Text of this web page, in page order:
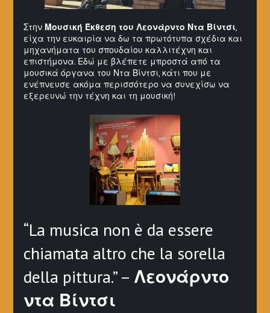
Στην Μουσική Έκθεση του Λεονάρντο Ντα Βίντσι,
είχα την ευκαιρία να δω τα πρωτότυπα σχέδια και
μηχανήματα του σπουδαίου καλλιτέχνη και
επιστήμονα. Εδώ με βλέπετε μπροστά από τα
μουσικά όργανα του Ντα Βίντσι, κάτι που με
ενέπνευσε ακόμα περισσότερο να συνεχίσω να
εξερευνώ την τέχνη και τη μουσική!
“La musica non è da essere
chiamata altro che la sorella
della pittura.” – Λεονάρντο
ντα Βίντσι